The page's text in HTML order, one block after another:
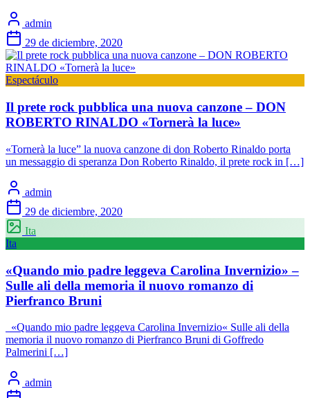
admin
29 de diciembre, 2020
Espectáculo
Il prete rock pubblica una nuova canzone – DON
ROBERTO RINALDO «Tornerà la luce»
«Tornerà la luce” la nuova canzone di don Roberto Rinaldo porta
un messaggio di speranza Don Roberto Rinaldo, il prete rock in […]
admin
29 de diciembre, 2020
Ita
Ita
«Quando mio padre leggeva Carolina Invernizio» –
Sulle ali della memoria il nuovo romanzo di
Pierfranco Bruni
«Quando mio padre leggeva Carolina Invernizio« Sulle ali della
memoria il nuovo romanzo di Pierfranco Bruni di Goffredo
Palmerini […]
admin